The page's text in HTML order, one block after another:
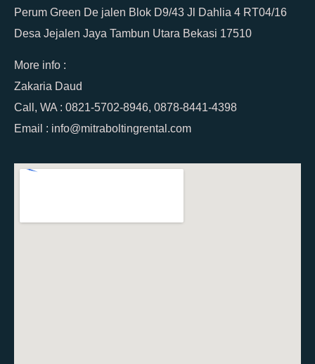
Perum Green De jalen Blok D9/43 Jl Dahlia 4 RT04/16
Desa Jejalen Jaya Tambun Utara Bekasi 17510
More info :
Zakaria Daud
Call, WA : 0821-5702-8946, 0878-8441-4398
Email : info@mitraboltingrental.com